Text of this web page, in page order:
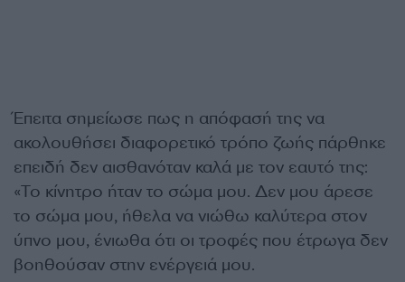
Έπειτα σημείωσε πως η απόφασή της να
ακολουθήσει διαφορετικό τρόπο ζωής πάρθηκε
επειδή δεν αισθανόταν καλά με τον εαυτό της:
«Το κίνητρο ήταν το σώμα μου. Δεν μου άρεσε
το σώμα μου, ήθελα να νιώθω καλύτερα στον
ύπνο μου, ένιωθα ότι οι τροφές που έτρωγα δεν
βοηθούσαν στην ενέργειά μου.